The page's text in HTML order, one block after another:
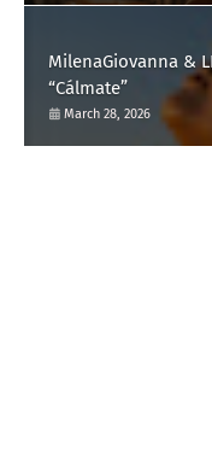
MilenaGiovanna &
“Cálmate”
March 28, 2026